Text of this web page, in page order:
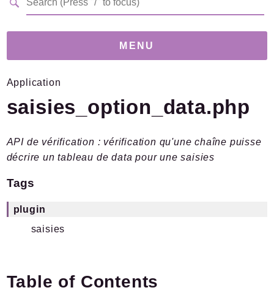
MENU
Version6.3.4
Links
Documentation
Forge
Packages
Application
SPIP
Application
saisies_option_data.php
API de vérification : vérification qu'une chaîne puisse
décrire un tableau de data pour une saisies
Tags
plugin
saisies
Table of Contents